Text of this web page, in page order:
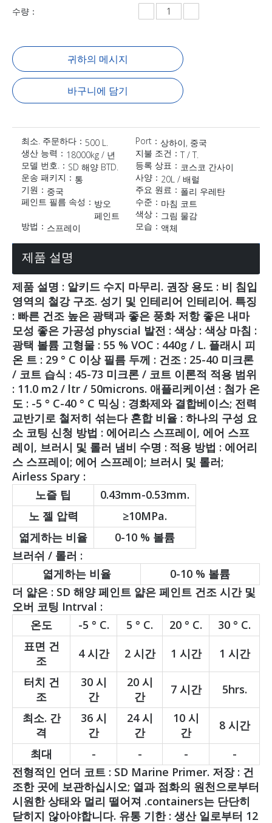
수량：
귀하의 메시지
바구니에 담기
최소. 주문하다： 500 L. Port：상하이, 중국
생산 능력： 18000kg / 년 지불 조건：T / T.
모델 번호.： SD 해양 BTD. 등록 상표： 코스코 간사이
운송 패키지： 통 사양： 20L / 배럴
기원： 중국 주요 원료： 폴리 우레탄
페인트 필름 속성： 방오
페인트
수준： 마침 코트
색상： 그림 물감
방법： 스프레이 모습： 액체
제품 설명
제품 설명 : 알키드 수지 마무리. 권장 용도 : 비 침입
영역의 철강 구조. 성기 및 인테리어 인테리어. 특징
: 빠른 건조 높은 광택과 좋은 풍화 저항 좋은 내마
모성 좋은 가공성 physcial 발전 : 색상 : 색상 마침 :
광택 볼륨 고형물 : 55 % VOC : 440g / L. 플래시 피
온 트 : 29 ° C 이상 필름 두께 : 건조 : 25-40 미크론
/ 코트 습식 : 45-73 미크론 / 코트 이론적 적용 범위
: 11.0 m2 / ltr / 50microns. 애플리케이션 : 첨가 온
도 : -5 ° C-40 ° C 믹싱 : 경화제와 결합베이스; 전력
교반기로 철저히 섞는다 혼합 비율 : 하나의 구성 요
소 코팅 신청 방법 : 에어리스 스프레이, 에어 스프
레이, 브러시 및 롤러 냄비 수명 : 적용 방법 : 에어리
스 스프레이; 에어 스프레이; 브러시 및 롤러;
Airless Spary :
노즐 팁
0.43mm-0.53mm.
노 젤 압력
≥10MPa.
엷게하는 비율
0-10 % 볼륨
브러쉬 / 롤러 :
엷게하는 비율
0-10 % 볼륨
더 얇은 : SD 해양 페인트 얇은 페인트 건조 시간 및
오버 코팅 Intrval :
온도
-5 ° C. 5 ° C. 20 ° C.
30 ° C.
표면 건
조
4 시간 2 시간 1 시간
1 시간
터치 건
조
30 시
간
20 시
간
7 시간
5hrs.
최소. 간
격
36 시
간
24 시
간
10 시
간
8 시간
최대
- - -
-
전형적인 언더 코트 : SD Marine Primer. 저장 : 건
조한 곳에 보관하십시오; 열과 점화의 원천으로부터
시원한 상태와 멀리 떨어져 .containers는 단단히
닫히지 않아야합니다. 유통 기한 : 생산 일로부터 12